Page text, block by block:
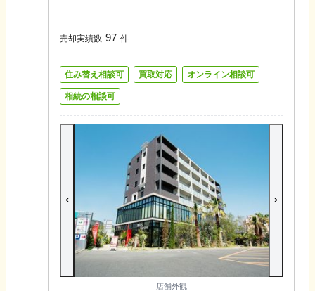
売却実績数 97 件
住み替え相談可 買取対応 オンライン相談可
相続の相談可
店舗外観